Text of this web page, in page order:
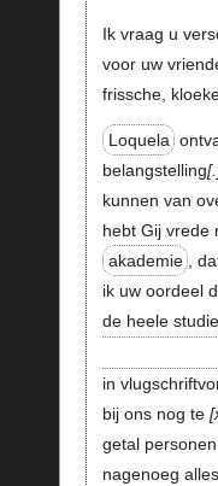
Ik vraag u
voor uw
frissche,
Loquela
belangstelling .
kunnen van
hebt Gij vrede
akademie
,
ik uw oordeel
de heele
in
bij ons nog te
getal
nagenoeg